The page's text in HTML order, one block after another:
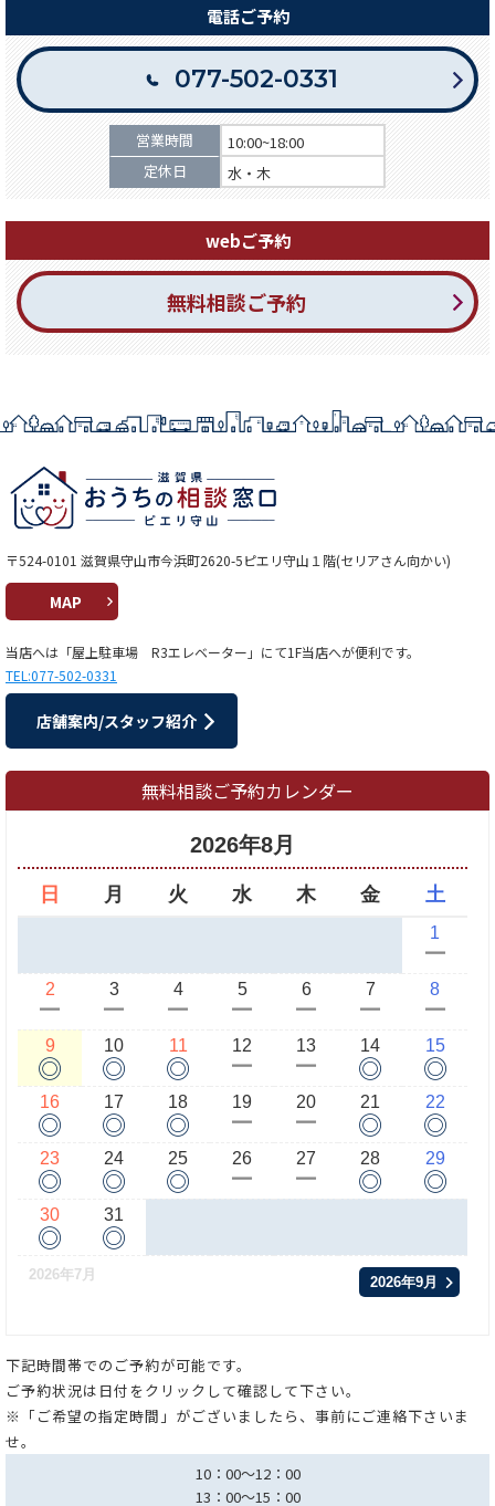
電話ご予約
077-502-0331
営業時間
10:00~18:00
定休日
水・木
webご予約
無料相談ご予約
〒524-0101 滋賀県守山市今浜町2620-5ピエリ守山１階(セリアさん向かい)
MAP
当店へは「屋上駐車場 R3エレベーター」にて1F当店へが便利です。
TEL:077-502-0331
店舗案内/スタッフ紹介
無料相談ご予約カレンダー
2026年8月
日 月 火 水 木 金 土
1
ー
2
ー
3
ー
4
ー
5
ー
6
ー
7
ー
8
ー
9
◎
10
◎
11
◎
12
ー
13
ー
14
◎
15
◎
16
◎
17
◎
18
◎
19
ー
20
ー
21
◎
22
◎
23
◎
24
◎
25
◎
26
ー
27
ー
28
◎
29
◎
30
◎
31
◎
2026年7月 2026年9月
下記時間帯でのご予約が可能です。
ご予約状況は日付をクリックして確認して下さい。
※「ご希望の指定時間」がございましたら、事前にご連絡下さいま
せ。
10：00～12：00
13：00～15：00